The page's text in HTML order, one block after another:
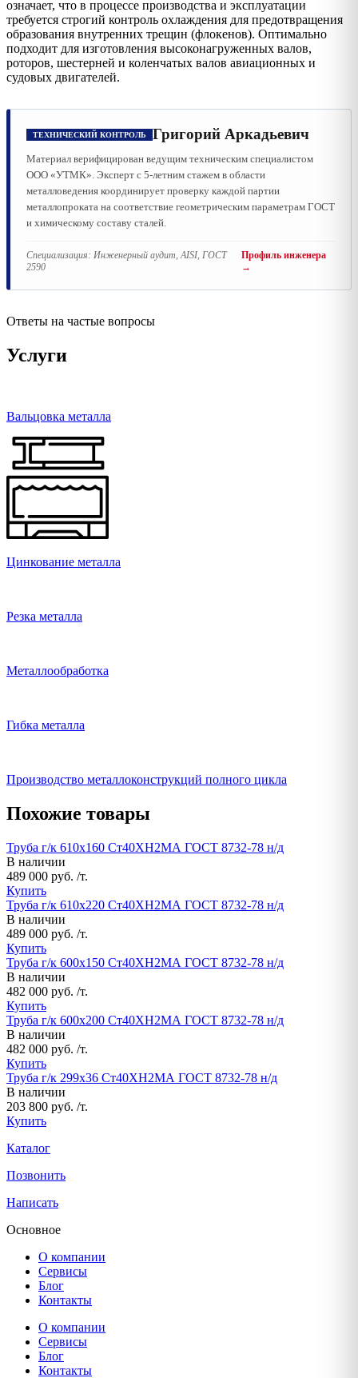
означает, что в процессе производства и эксплуатации
требуется строгий контроль охлаждения для предотвращения
образования внутренних трещин (флокенов). Оптимально
подходит для изготовления высоконагруженных валов,
роторов, шестерней и коленчатых валов авиационных и
судовых двигателей.
ТЕХНИЧЕСКИЙ КОНТРОЛЬ Григорий Аркадьевич
Материал верифицирован ведущим техническим специалистом
ООО «УТМК». Эксперт с 5-летним стажем в области
металловедения координирует проверку каждой партии
металлопроката на соответствие геометрическим параметрам ГОСТ
и химическому составу сталей.
Специализация: Инженерный аудит, AISI, ГОСТ
2590
Профиль инженера
→
Ответы на частые вопросы
Услуги
Вальцовка металла
Цинкование металла
Резка металла
Металлообработка
Гибка металла
Производство металлоконструкций полного цикла
Похожие товары
Труба г/к 610х160 Ст40ХН2МА ГОСТ 8732-78 н/д
В наличии
489 000 руб. /т.
Купить
Труба г/к 610х220 Ст40ХН2МА ГОСТ 8732-78 н/д
В наличии
489 000 руб. /т.
Купить
Труба г/к 600х150 Ст40ХН2МА ГОСТ 8732-78 н/д
В наличии
482 000 руб. /т.
Купить
Труба г/к 600х200 Ст40ХН2МА ГОСТ 8732-78 н/д
В наличии
482 000 руб. /т.
Купить
Труба г/к 299х36 Ст40ХН2МА ГОСТ 8732-78 н/д
В наличии
203 800 руб. /т.
Купить
Каталог
Позвонить
Написать
Основное
О компании
Сервисы
Блог
Контакты
О компании
Сервисы
Блог
Контакты